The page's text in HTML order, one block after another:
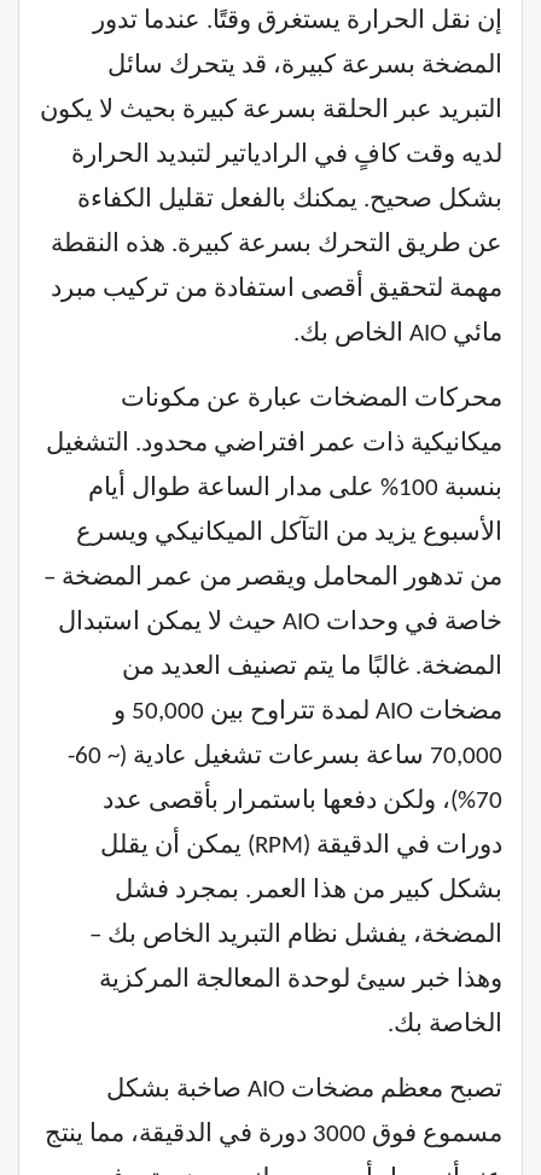
إن نقل الحرارة يستغرق وقتًا. عندما تدور
المضخة بسرعة كبيرة، قد يتحرك سائل
التبريد عبر الحلقة بسرعة كبيرة بحيث لا يكون
لديه وقت كافٍ في الرادياتير لتبديد الحرارة
بشكل صحيح. يمكنك بالفعل تقليل الكفاءة
عن طريق التحرك بسرعة كبيرة. هذه النقطة
مهمة لتحقيق أقصى استفادة من تركيب مبرد
مائي AIO الخاص بك.
محركات المضخات عبارة عن مكونات
ميكانيكية ذات عمر افتراضي محدود. التشغيل
بنسبة 100% على مدار الساعة طوال أيام
الأسبوع يزيد من التآكل الميكانيكي ويسرع
من تدهور المحامل ويقصر من عمر المضخة –
خاصة في وحدات AIO حيث لا يمكن استبدال
المضخة. غالبًا ما يتم تصنيف العديد من
مضخات AIO لمدة تتراوح بين 50,000 و
70,000 ساعة بسرعات تشغيل عادية (~ 60-
70%)، ولكن دفعها باستمرار بأقصى عدد
دورات في الدقيقة (RPM) يمكن أن يقلل
بشكل كبير من هذا العمر. بمجرد فشل
المضخة، يفشل نظام التبريد الخاص بك –
وهذا خبر سيئ لوحدة المعالجة المركزية
الخاصة بك.
تصبح معظم مضخات AIO صاخبة بشكل
مسموع فوق 3000 دورة في الدقيقة، مما ينتج